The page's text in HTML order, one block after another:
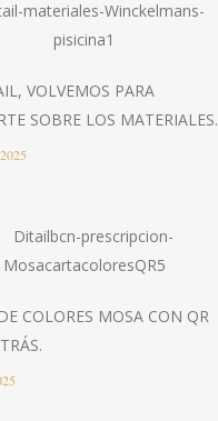
VOLVEMOS PARA
SOBRE LOS MATERIALES.
COLORES MOSA CON QR